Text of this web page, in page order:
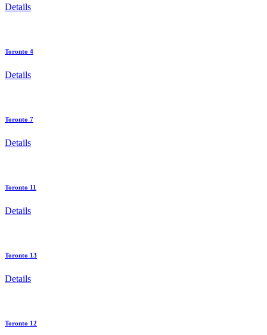
Details
Toronto 4
Details
Toronto 7
Details
Toronto 11
Details
Toronto 13
Details
Toronto 12